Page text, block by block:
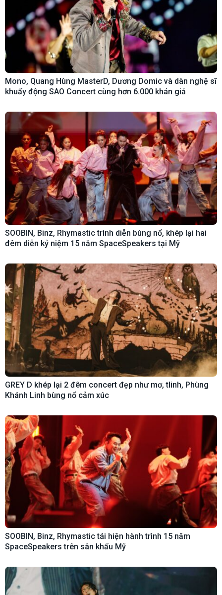
Mono, Quang Hùng MasterD, Dương Domic và dàn nghệ sĩ
khuấy động SAO Concert cùng hơn 6.000 khán giả
SOOBIN, Binz, Rhymastic trình diễn bùng nổ, khép lại hai
đêm diễn kỷ niệm 15 năm SpaceSpeakers tại Mỹ
GREY D khép lại 2 đêm concert đẹp như mơ, tlinh, Phùng
Khánh Linh bùng nổ cảm xúc
SOOBIN, Binz, Rhymastic tái hiện hành trình 15 năm
SpaceSpeakers trên sân khấu Mỹ